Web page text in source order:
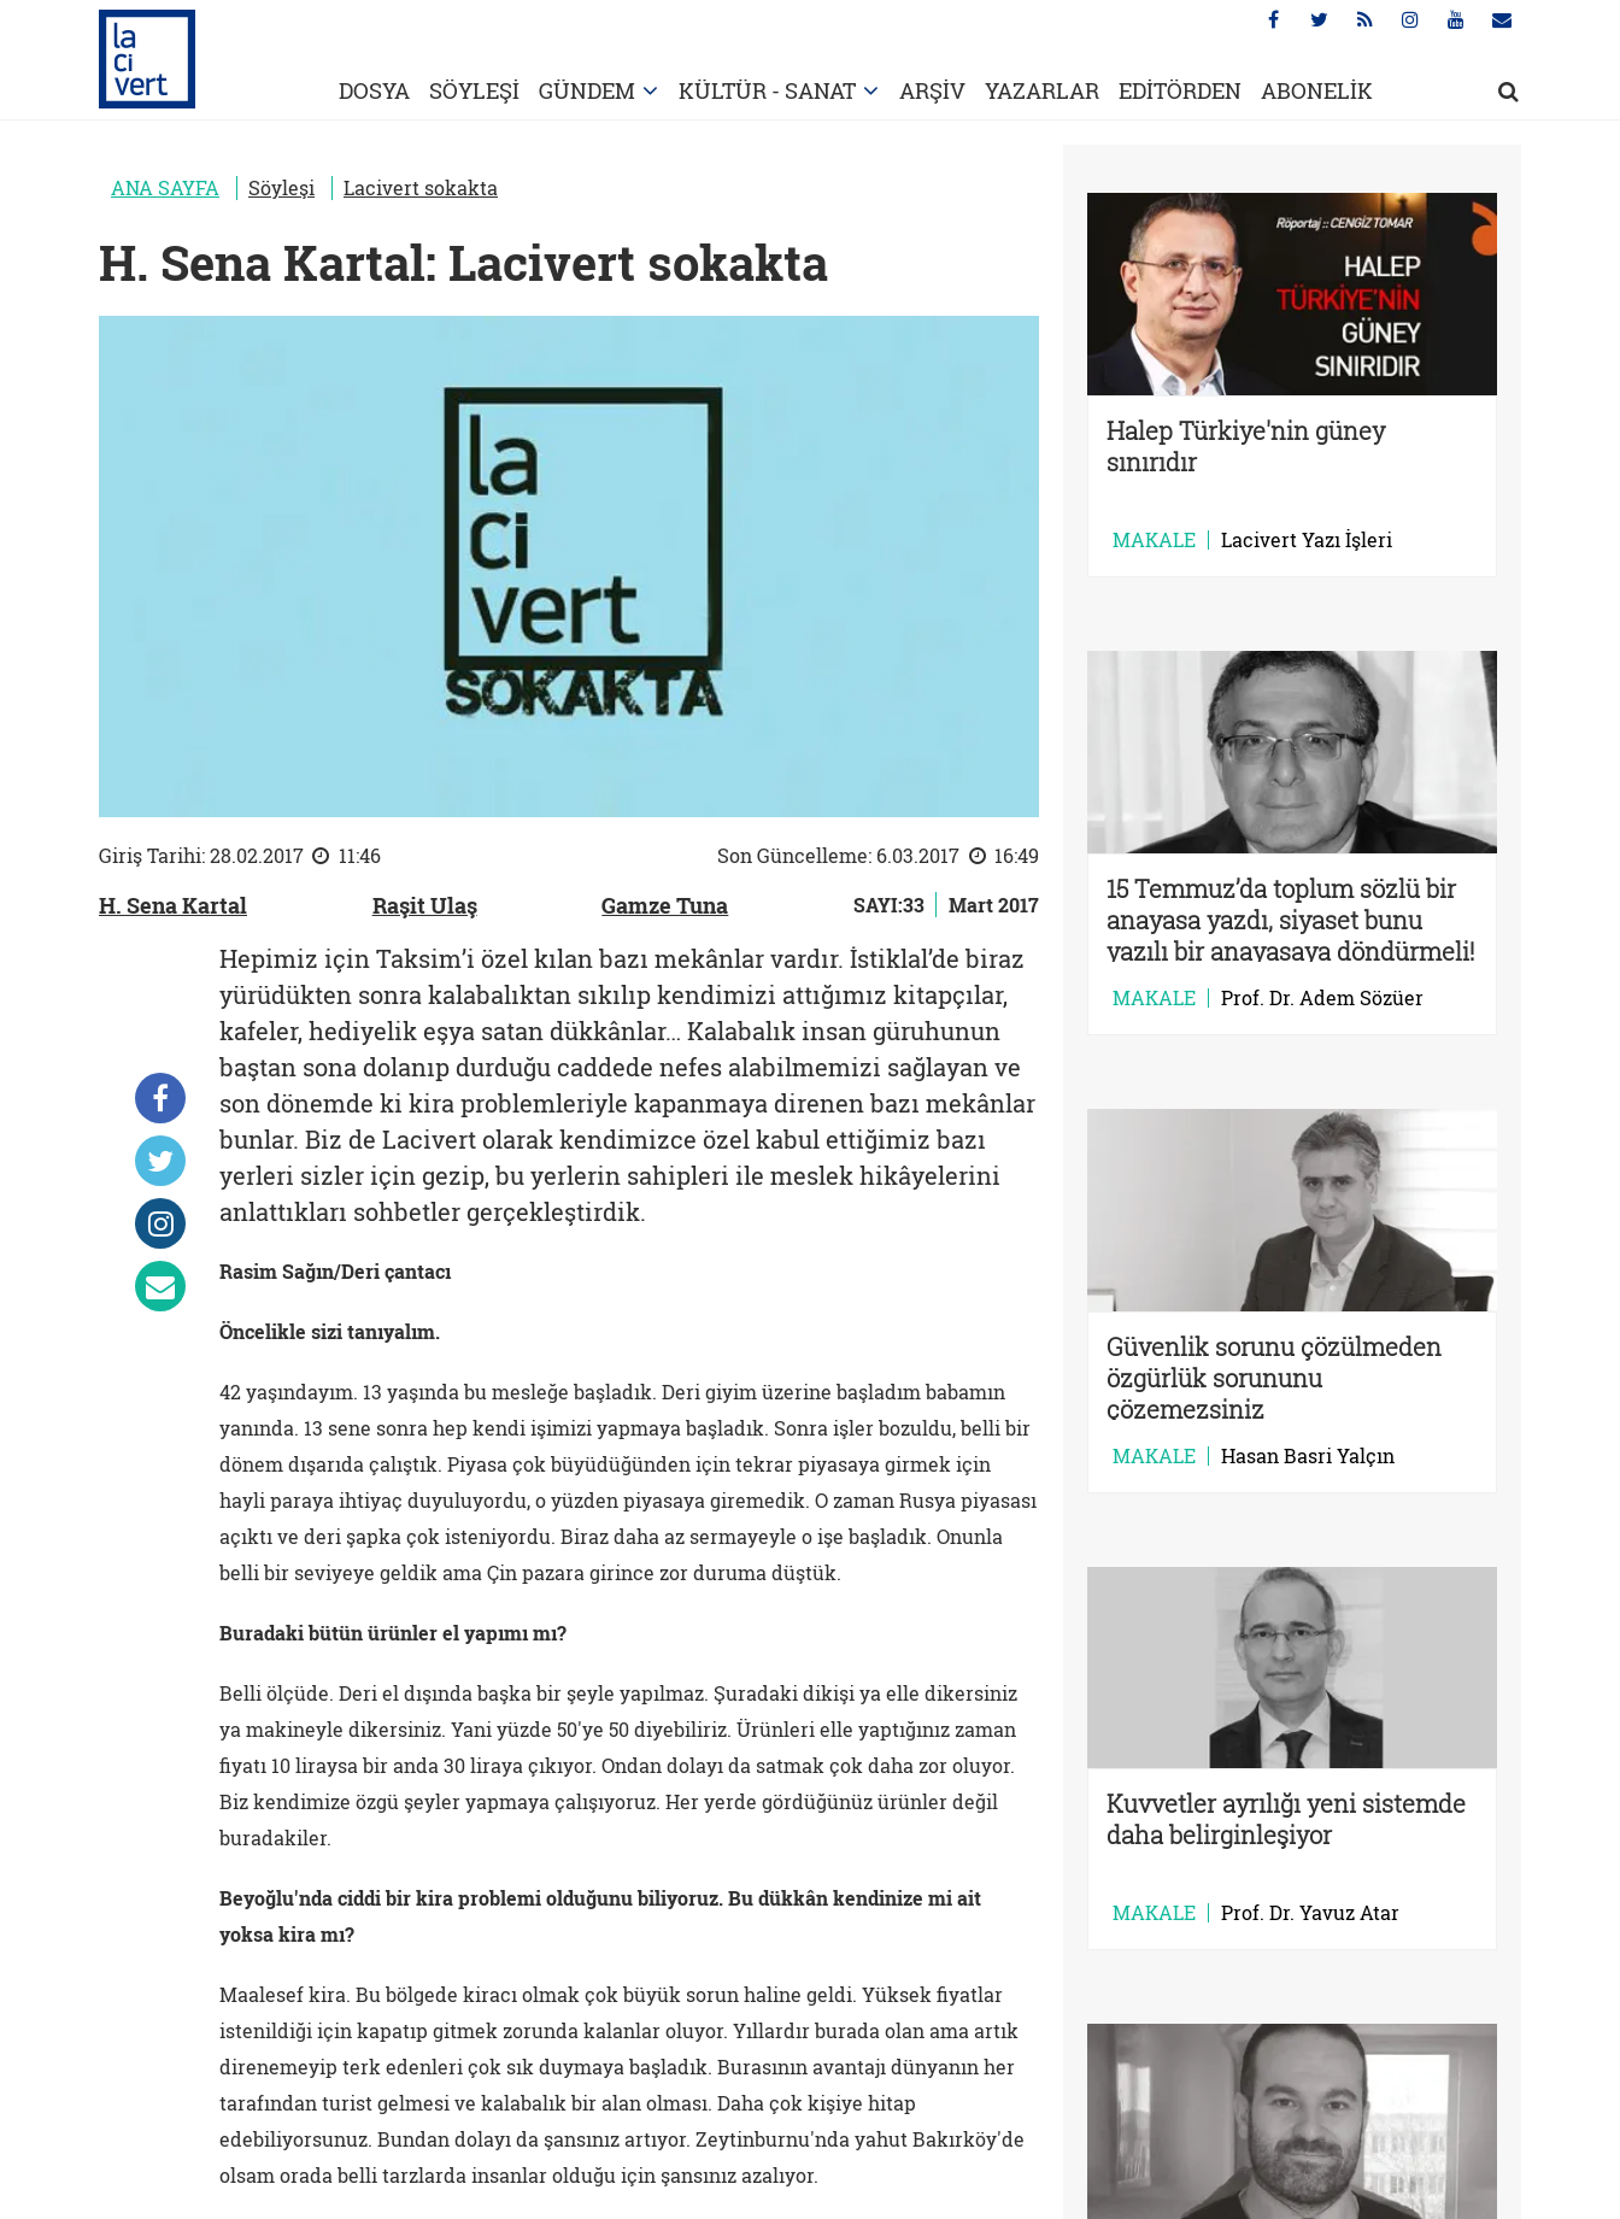
DOSYA SÖYLEŞİ GÜNDEM KÜLTÜR - SANAT ARŞİV YAZARLAR EDİTÖRDEN ABONELİK
ANA SAYFA Söyleşi Lacivert sokakta
H. Sena Kartal: Lacivert sokakta
Giriş Tarihi: 28.02.2017 11:46 Son Güncelleme: 6.03.2017 16:49
H. Sena Kartal Raşit Ulaş Gamze Tuna SAYI:33 Mart 2017
Hepimiz için Taksim’i özel kılan bazı mekânlar vardır. İstiklal’de biraz
yürüdükten sonra kalabalıktan sıkılıp kendimizi attığımız kitapçılar,
kafeler, hediyelik eşya satan dükkânlar… Kalabalık insan güruhunun
baştan sona dolanıp durduğu caddede nefes alabilmemizi sağlayan ve
son dönemde ki kira problemleriyle kapanmaya direnen bazı mekânlar
bunlar. Biz de Lacivert olarak kendimizce özel kabul ettiğimiz bazı
yerleri sizler için gezip, bu yerlerin sahipleri ile meslek hikâyelerini
anlattıkları sohbetler gerçekleştirdik.
Rasim Sağın/Deri çantacı
Öncelikle sizi tanıyalım.
42 yaşındayım. 13 yaşında bu mesleğe başladık. Deri giyim üzerine başladım babamın
yanında. 13 sene sonra hep kendi işimizi yapmaya başladık. Sonra işler bozuldu, belli bir
dönem dışarıda çalıştık. Piyasa çok büyüdüğünden için tekrar piyasaya girmek için
hayli paraya ihtiyaç duyuluyordu, o yüzden piyasaya giremedik. O zaman Rusya piyasası
açıktı ve deri şapka çok isteniyordu. Biraz daha az sermayeyle o işe başladık. Onunla
belli bir seviyeye geldik ama Çin pazara girince zor duruma düştük.
Buradaki bütün ürünler el yapımı mı?
Belli ölçüde. Deri el dışında başka bir şeyle yapılmaz. Şuradaki dikişi ya elle dikersiniz
ya makineyle dikersiniz. Yani yüzde 50'ye 50 diyebiliriz. Ürünleri elle yaptığınız zaman
fiyatı 10 liraysa bir anda 30 liraya çıkıyor. Ondan dolayı da satmak çok daha zor oluyor.
Biz kendimize özgü şeyler yapmaya çalışıyoruz. Her yerde gördüğünüz ürünler değil
buradakiler.
Beyoğlu'nda ciddi bir kira problemi olduğunu biliyoruz. Bu dükkân kendinize mi ait
yoksa kira mı?
Maalesef kira. Bu bölgede kiracı olmak çok büyük sorun haline geldi. Yüksek fiyatlar
istenildiği için kapatıp gitmek zorunda kalanlar oluyor. Yıllardır burada olan ama artık
direnemeyip terk edenleri çok sık duymaya başladık. Burasının avantajı dünyanın her
tarafından turist gelmesi ve kalabalık bir alan olması. Daha çok kişiye hitap
edebiliyorsunuz. Bundan dolayı da şansınız artıyor. Zeytinburnu'nda yahut Bakırköy'de
olsam orada belli tarzlarda insanlar olduğu için şansınız azalıyor.
Halep Türkiye'nin güney
sınırıdır
MAKALE Lacivert Yazı İşleri
15 Temmuz’da toplum sözlü bir
anayasa yazdı, siyaset bunu
yazılı bir anayasaya döndürmeli!
MAKALE Prof. Dr. Adem Sözüer
Güvenlik sorunu çözülmeden
özgürlük sorununu
çözemezsiniz
MAKALE Hasan Basri Yalçın
Kuvvetler ayrılığı yeni sistemde
daha belirginleşiyor
MAKALE Prof. Dr. Yavuz Atar